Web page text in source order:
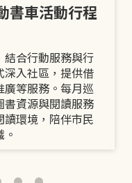
書車活動行程
結合行動服務與行
深入社區，提供借
廣等服務。每月巡
書資源與閱讀服務
讀環境，陪伴市民